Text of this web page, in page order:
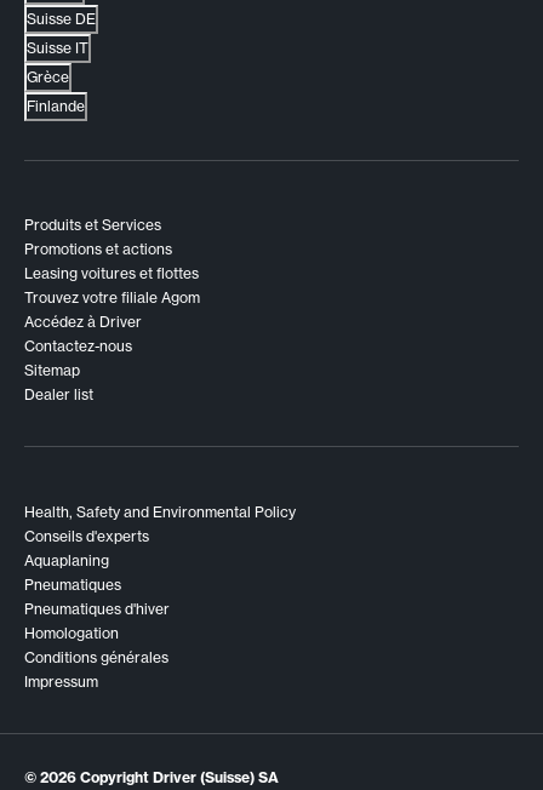
Suisse DE
Suisse IT
Grèce
Finlande
Produits et Services
Promotions et actions
Leasing voitures et flottes
Trouvez votre filiale Agom
Accédez à Driver
Contactez-nous
Sitemap
Dealer list
Health, Safety and Environmental Policy
Conseils d'experts
Aquaplaning
Pneumatiques
Pneumatiques d'hiver
Homologation
Conditions générales
Impressum
© 2026 Copyright Driver (Suisse) SA